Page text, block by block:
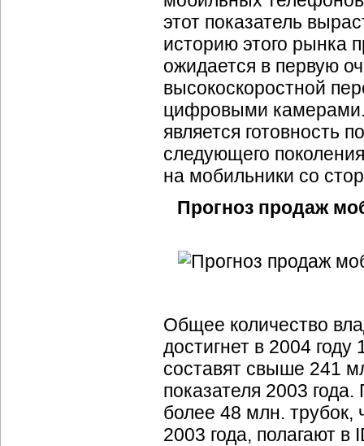
этот показатель
историю этого рынка
ожидается в первую
высокоскоростной
цифровыми
является готовность
следующего
на мобильники со
Прогноз продаж
Общее количество
достигнет в 2004
составят свыше 241
показателя 2003
более 48 млн. трубок,
2003 года, полагают в